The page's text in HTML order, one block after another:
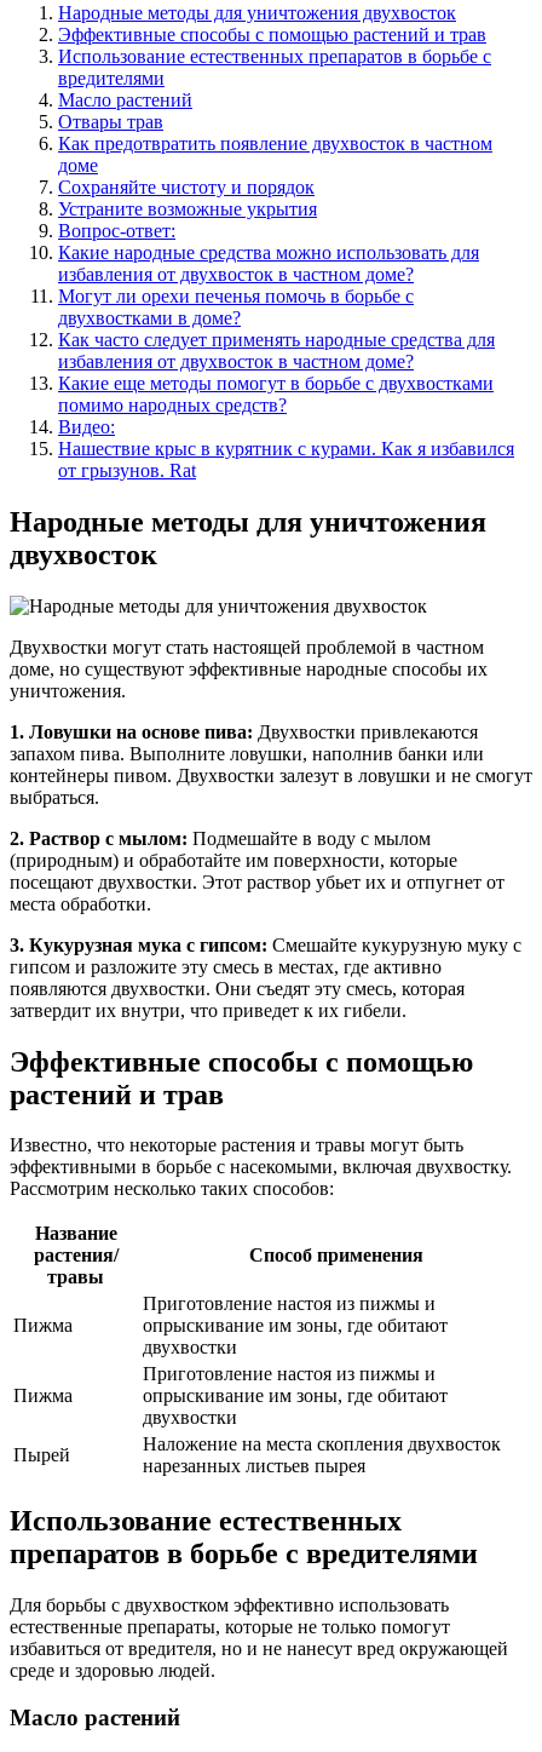
Народные методы для уничтожения двухвосток
Эффективные способы с помощью растений и трав
Использование естественных препаратов в борьбе с
вредителями
Масло растений
Отвары трав
Как предотвратить появление двухвосток в частном
доме
Сохраняйте чистоту и порядок
Устраните возможные укрытия
Вопрос-ответ:
Какие народные средства можно использовать для
избавления от двухвосток в частном доме?
Могут ли орехи печенья помочь в борьбе с
двухвостками в доме?
Как часто следует применять народные средства для
избавления от двухвосток в частном доме?
Какие еще методы помогут в борьбе с двухвостками
помимо народных средств?
Видео:
Нашествие крыс в курятник с курами. Как я избавился
от грызунов. Rat
Народные методы для уничтожения
двухвосток
Двухвостки могут стать настоящей проблемой в частном
доме, но существуют эффективные народные способы их
уничтожения.
1. Ловушки на основе пива: Двухвостки привлекаются
запахом пива. Выполните ловушки, наполнив банки или
контейнеры пивом. Двухвостки залезут в ловушки и не смогут
выбраться.
2. Раствор с мылом: Подмешайте в воду с мылом
(природным) и обработайте им поверхности, которые
посещают двухвостки. Этот раствор убьет их и отпугнет от
места обработки.
3. Кукурузная мука с гипсом: Смешайте кукурузную муку с
гипсом и разложите эту смесь в местах, где активно
появляются двухвостки. Они съедят эту смесь, которая
затвердит их внутри, что приведет к их гибели.
Эффективные способы с помощью
растений и трав
Известно, что некоторые растения и травы могут быть
эффективными в борьбе с насекомыми, включая двухвостку.
Рассмотрим несколько таких способов:
Название
растения/
травы
Способ применения
Пижма
Приготовление настоя из пижмы и
опрыскивание им зоны, где обитают
двухвостки
Пижма
Приготовление настоя из пижмы и
опрыскивание им зоны, где обитают
двухвостки
Пырей
Наложение на места скопления двухвосток
нарезанных листьев пырея
Использование естественных
препаратов в борьбе с вредителями
Для борьбы с двухвостком эффективно использовать
естественные препараты, которые не только помогут
избавиться от вредителя, но и не нанесут вред окружающей
среде и здоровью людей.
Масло растений